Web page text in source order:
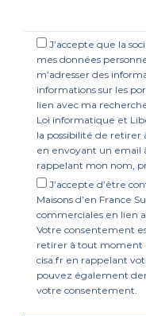
J’accepte que la
mes données
m’adresser des
informations sur les
lien avec ma
Loi informatique et
la possibilité de
en envoyant un email
rappelant mon nom,
J’accepte d’être
Maisons d’en France
commerciales en lien
Votre consentement
retirer à tout moment
cisa.fr en rappelant
pouvez également
votre consentement.